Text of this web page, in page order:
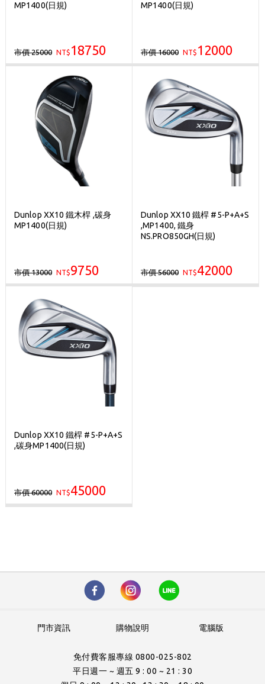
MP1400(日規)
市價 25000 NT$ 18750
MP1400(日規)
市價 16000 NT$ 12000
Dunlop XX10 鐵木桿 ,碳身
MP1400(日規)
市價 13000 NT$9750
Dunlop XX10 鐵桿 #5-P+A+S
,MP1400, 鐵身
NS.PRO850GH(日規)
市價 56000 NT$42000
Dunlop XX10 鐵桿 #5-P+A+S
,碳身MP1400(日規)
市價 60000 NT$45000
電腦版
購物說明
門市資訊
免付費客服專線 0800-025-802
平日週一 ~ 週五 9 : 00 ~ 21 : 30